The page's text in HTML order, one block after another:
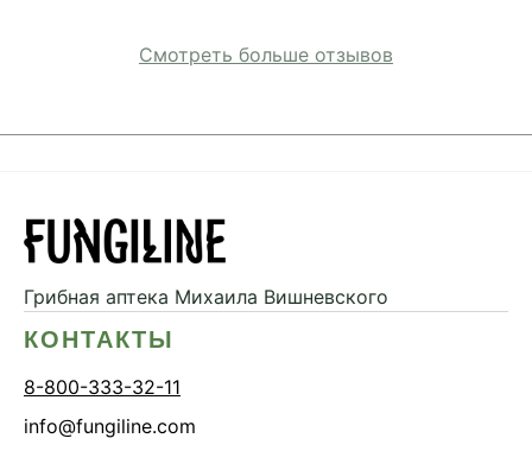
Смотреть больше отзывов
Грибная аптека Михаила Вишневского
КОНТАКТЫ
8-800-333-32-11
info@fungiline.com